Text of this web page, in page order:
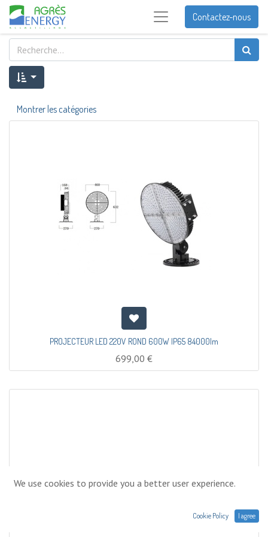
Contactez-nous
Montrer les catégories
PROJECTEUR LED 220V ROND 600W IP65 84000lm
699,00 €
We use cookies to provide you a better user experience.
Cookie Policy I agree